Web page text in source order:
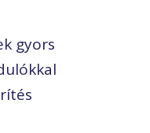
gyors